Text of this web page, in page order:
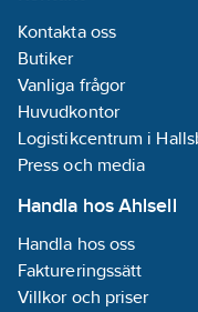
Kontakta oss
Butiker
Vanliga frågor
Huvudkontor
Logistikcentrum i
Press och media
Handla hos Ahlsell
Handla hos oss
Faktureringssätt
Villkor och priser